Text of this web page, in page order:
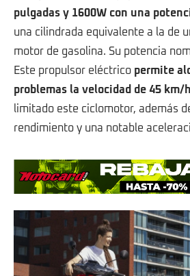
pulgadas y 1600W con una
una cilindrada equivalente a la de
motor de gasolina. Su potencia
Este propulsor eléctrico permite
problemas la velocidad de 45 km/h
limitado este ciclomotor, además
rendimiento y una notable